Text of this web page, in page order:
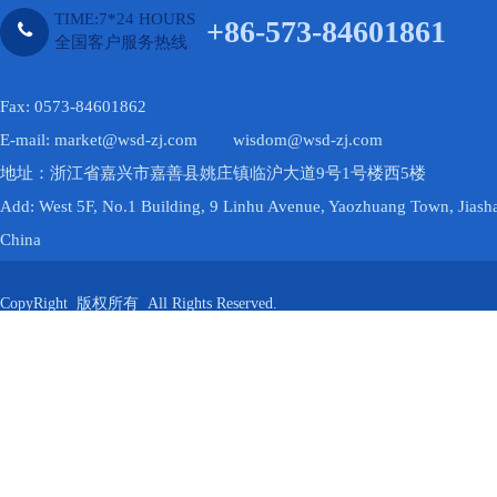
1
TIME:7*24 HOURS
全国客户服务热线
+86-573-84601861
Fax: 0573-84601862
E-mail: market@wsd-zj.com wisdom@wsd-zj.com
地址：浙江省嘉兴市嘉善县姚庄镇临沪大道9号1号楼西5楼
Add: West 5F, No.1 Building, 9 Linhu Avenue, Yaozhuang Town,
China
CopyRight 版权所有 All Rights Reserved.